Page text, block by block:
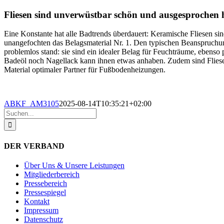
Fliesen sind unverwüstbar schön und ausgesprochen
Eine Konstante hat alle Badtrends überdauert: Keramische Fliesen
unangefochten das Belagsmaterial Nr. 1. Den typischen
problemlos stand: sie sind ein idealer Belag für Feuchträume,
Badeöl noch Nagellack kann ihnen etwas anhaben. Zudem sind
Material optimaler Partner für Fußbodenheizungen.
ABKF_AM31052025-08-14T10:35:21+02:00
Suche
nach:
DER VERBAND
Über Uns & Unsere Leistungen
Mitgliederbereich
Pressebereich
Pressespiegel
Kontakt
Impressum
Datenschutz